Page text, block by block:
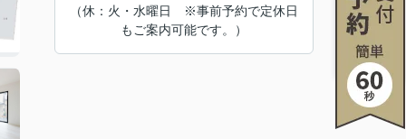
（休：火・水曜日 ※事前予約で定休日
もご案内可能です。）